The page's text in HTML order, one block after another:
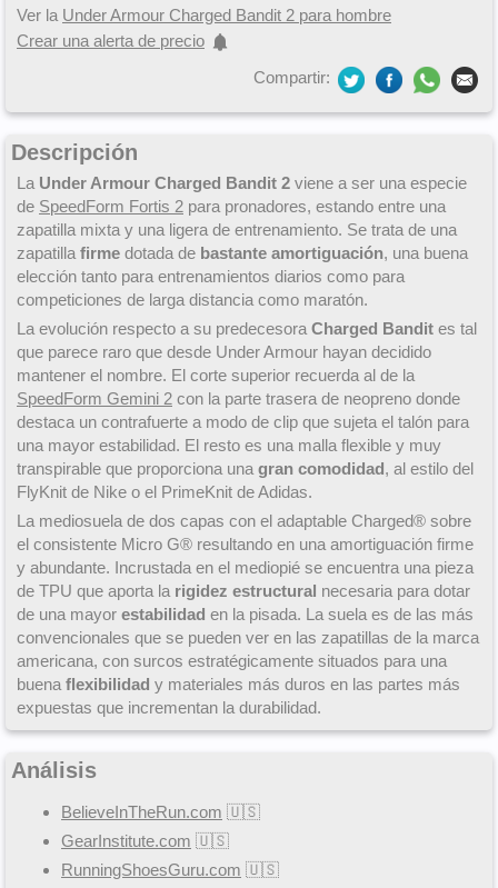
Ver la Under Armour Charged Bandit 2 para hombre
Crear una alerta de precio
Compartir:
Descripción
La Under Armour Charged Bandit 2 viene a ser una especie
de SpeedForm Fortis 2 para pronadores, estando entre una
zapatilla mixta y una ligera de entrenamiento. Se trata de una
zapatilla firme dotada de bastante amortiguación, una buena
elección tanto para entrenamientos diarios como para
competiciones de larga distancia como maratón.
La evolución respecto a su predecesora Charged Bandit es tal
que parece raro que desde Under Armour hayan decidido
mantener el nombre. El corte superior recuerda al de la
SpeedForm Gemini 2 con la parte trasera de neopreno donde
destaca un contrafuerte a modo de clip que sujeta el talón para
una mayor estabilidad. El resto es una malla flexible y muy
transpirable que proporciona una gran comodidad, al estilo del
FlyKnit de Nike o el PrimeKnit de Adidas.
La mediosuela de dos capas con el adaptable Charged® sobre
el consistente Micro G® resultando en una amortiguación firme
y abundante. Incrustada en el mediopié se encuentra una pieza
de TPU que aporta la rigidez estructural necesaria para dotar
de una mayor estabilidad en la pisada. La suela es de las más
convencionales que se pueden ver en las zapatillas de la marca
americana, con surcos estratégicamente situados para una
buena flexibilidad y materiales más duros en las partes más
expuestas que incrementan la durabilidad.
Análisis
BelieveInTheRun.com 🇺🇸
GearInstitute.com 🇺🇸
RunningShoesGuru.com 🇺🇸